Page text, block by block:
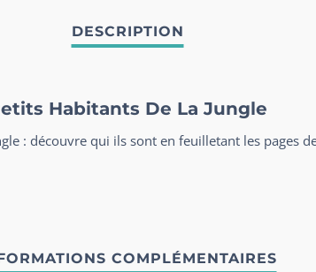
Habitants De La Jungle
: découvre qui ils sont en feuilletant les pages